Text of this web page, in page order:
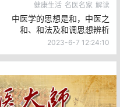
健康生活 名医名家 解读
中医学的思想是和，中医之
和、和法及和调思想辨析
2023-6-7 12:24:10